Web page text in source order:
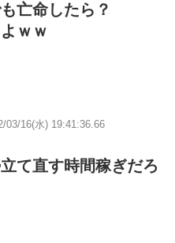
亡命したら？
ｗｗ
03/16(水) 19:41:36.66
て直す時間稼ぎだろ